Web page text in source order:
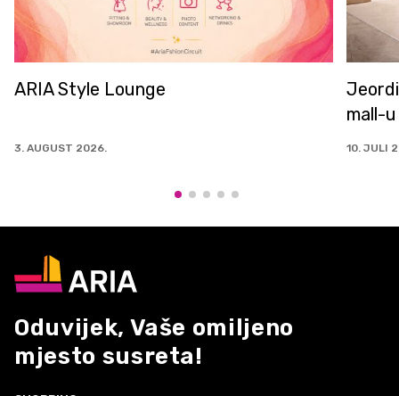
Jeordie's u od sada
Oduvijek, Vaše omiljeno
mjesto susreta!